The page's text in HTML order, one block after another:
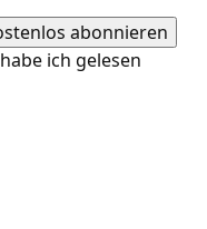
habe ich gelesen